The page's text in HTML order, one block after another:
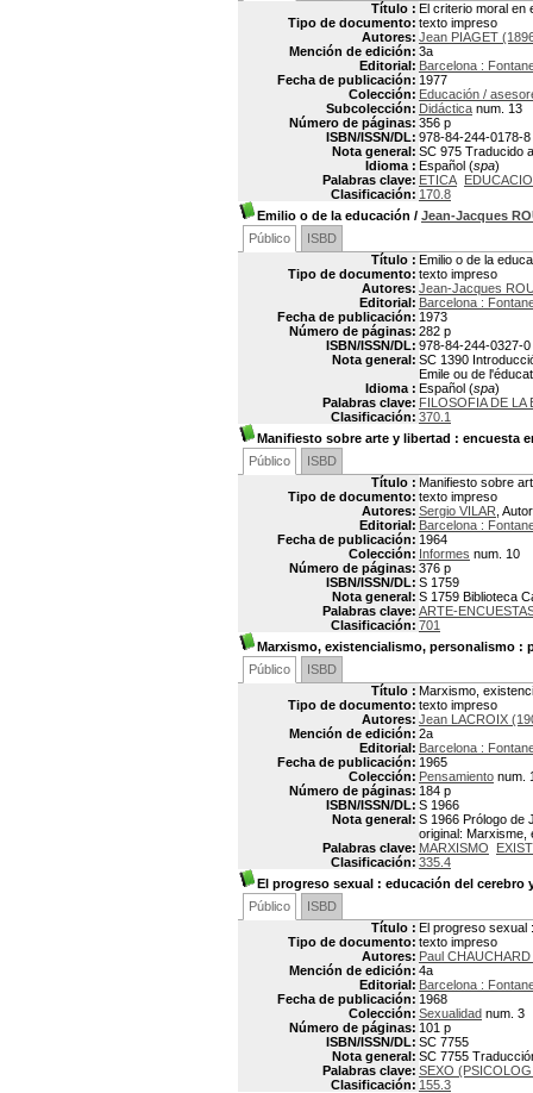
Título : El criterio moral en
Tipo de documento: texto impreso
Autores: Jean PIAGET
Mención de edición: 3a
Editorial: Barcelona :
Fecha de publicación: 1977
Colección: Educación /
Subcolección: Didáctica num. 13
Número de páginas: 356 p
ISBN/ISSN/DL: 978-84-244-0178-8
Nota general: SC 975 Traducido
Idioma : Español (spa)
Palabras clave: ETICA
Clasificación: 170.8
Emilio o de la educación / Jean-Jacques
Público
ISBD
Título : Emilio o de la
Tipo de documento: texto impreso
Autores: Jean-Jacques
Editorial: Barcelona :
Fecha de publicación: 1973
Número de páginas: 282 p
ISBN/ISSN/DL: 978-84-244-0327-0
Nota general: SC 1390
Emile ou de
Idioma : Español (spa)
Palabras clave: FILOSOFIA DE LA
Clasificación: 370.1
Manifiesto sobre arte y libertad : encuesta
Público
ISBD
Título : Manifiesto sobre
Tipo de documento: texto impreso
Autores: Sergio VILAR , Autor
Editorial: Barcelona :
Fecha de publicación: 1964
Colección: Informes num. 10
Número de páginas: 376 p
ISBN/ISSN/DL: S 1759
Nota general: S 1759 Biblioteca
Palabras clave: ARTE-
Clasificación: 701
Marxismo, existencialismo, personalismo :
Público
ISBD
Título : Marxismo,
Tipo de documento: texto impreso
Autores: Jean LACROIX
Mención de edición: 2a
Editorial: Barcelona :
Fecha de publicación: 1965
Colección: Pensamiento num.
Número de páginas: 184 p
ISBN/ISSN/DL: S 1966
Nota general: S 1966 Prólogo de
original: Marxisme,
Palabras clave: MARXISMO
Clasificación: 335.4
El progreso sexual : educación del cerebro
Público
ISBD
Título : El progreso sexual
Tipo de documento: texto impreso
Autores: Paul
Mención de edición: 4a
Editorial: Barcelona :
Fecha de publicación: 1968
Colección: Sexualidad num. 3
Número de páginas: 101 p
ISBN/ISSN/DL: SC 7755
Nota general: SC 7755
Palabras clave: SEXO
Clasificación: 155.3